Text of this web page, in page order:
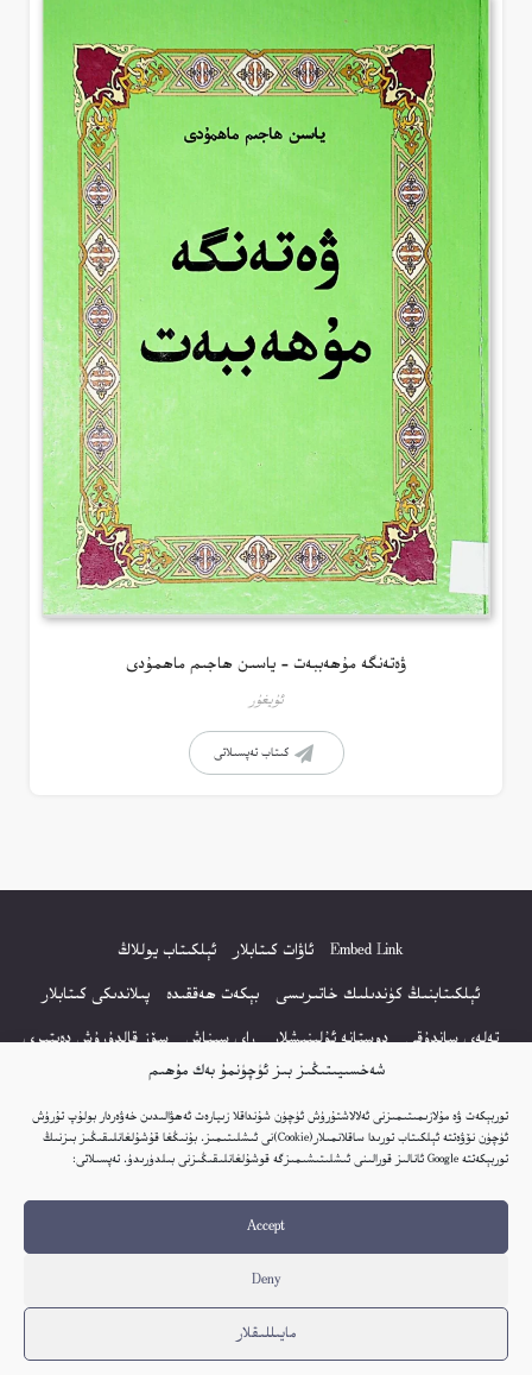
شەخسىيىتىڭىز بىز ئۈچۈنمۇ بەك مۇھىم
توربېكەت ۋە مۇلازىمىتىمىزنى ئەلالاشتۇرۇش ئۈچۈن شۇنداقلا زىيارەت ئەھۋالىدىن خەۋەردار بولۇپ تۇرۇش
ئۈچۈن نۆۋەتتە ئېلكىتاب تورىدا ساقلانمىلار(Cookie)نى ئىشلىتىمىز. بۇنىڭغا قۇشۇلغانلىقىڭىز بىزنىڭ
توربېكەتتە Google ئانالىز قورالىنى ئىشلىتىشىمىزگە قوشۇلغانلىقىڭىزنى بىلدۈرىدۇ. تەپسىلاتى:
Accept
Deny
مايىللىقلار
ۋەتەنگە مۇھەببەت – ياسىن ھاجىم ماھمۇدى
ئۇيغۇر
كىتاب تەپسىلاتى
Embed Link ئاۋات كىتابلار
ئېلكىتاب يوللاڭ
ئېلكىتابنىڭ كۈندىلىك خاتىرىسى
بېكەت ھەققىدە
پىلاندىكى كىتابلار
تەلەي ساندۇقى
دوستانە ئۇلىنىشلار راي سىناش
سۆز قالدۇرۇش دەپتىرى
كۆپ سورالغان سۇئاللار
كىتاب تىزىملىكى
مەخپىيەتلىك باياناتى
نەشىر ھوقۇقى باياناتى
© 2017-2026 تور بېكەتنىڭ بارلىق ھوقۇقى ئېلكىتاب تورى غا مەنسۇپ.
ھەر كۈنى يېڭى كىتابلار قوشۇلىۋاتىدۇ...